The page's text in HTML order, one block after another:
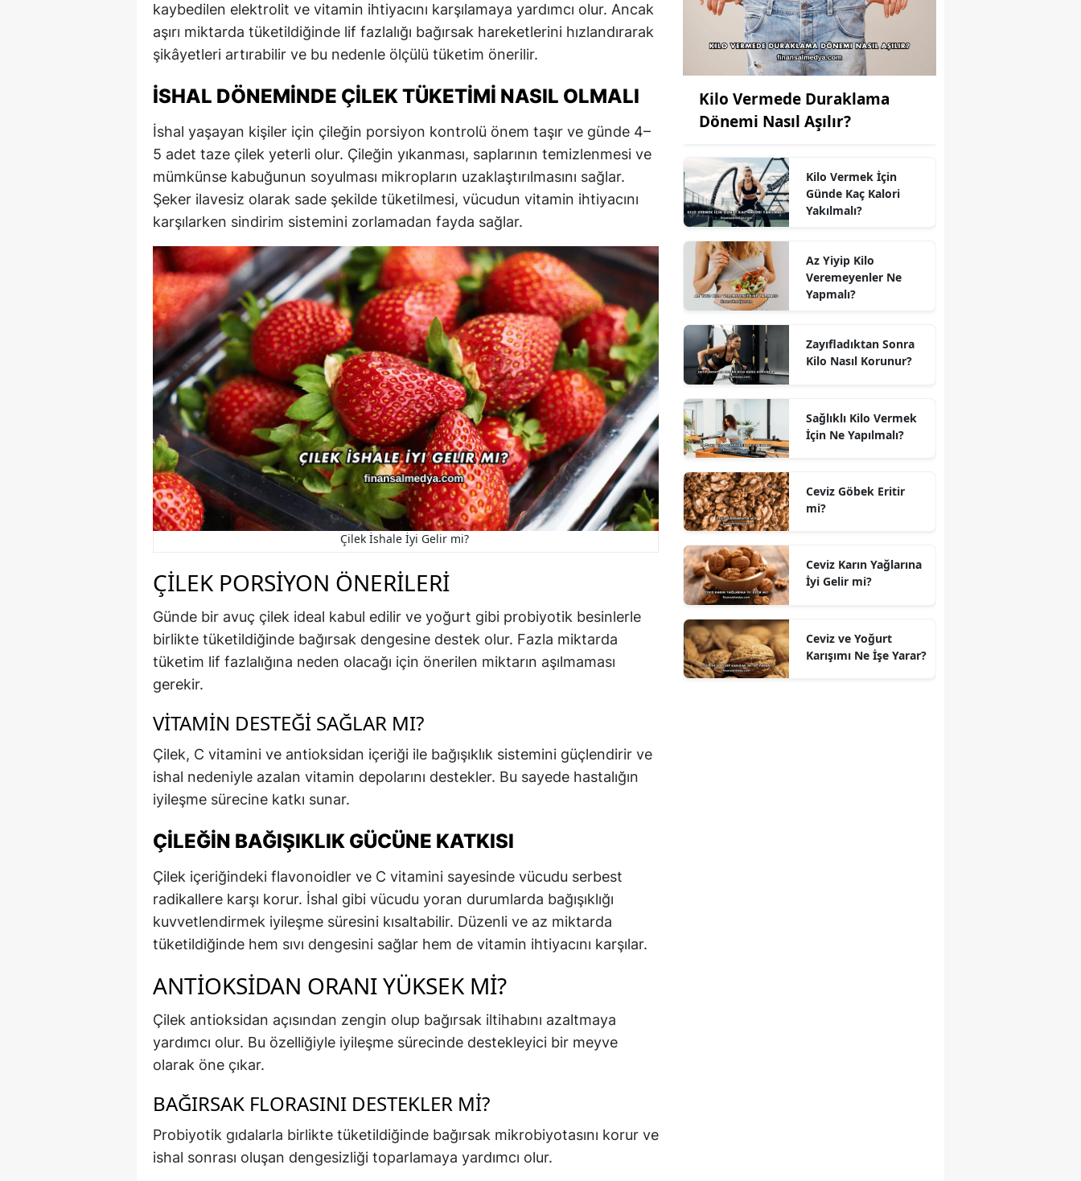
kaybedilen elektrolit ve vitamin ihtiyacını karşılamaya yardımcı olur. Ancak
aşırı miktarda tüketildiğinde lif fazlalığı bağırsak hareketlerini hızlandırarak
şikâyetleri artırabilir ve bu nedenle ölçülü tüketim önerilir.
İSHAL DÖNEMINDE ÇILEK TÜKETIMI NASIL OLMALI
İshal yaşayan kişiler için çileğin porsiyon kontrolü önem taşır ve günde 4–
5 adet taze çilek yeterli olur. Çileğin yıkanması, saplarının temizlenmesi ve
mümkünse kabuğunun soyulması mikropların uzaklaştırılmasını sağlar.
Şeker ilavesiz olarak sade şekilde tüketilmesi, vücudun vitamin ihtiyacını
karşılarken sindirim sistemini zorlamadan fayda sağlar.
Çilek İshale İyi Gelir mi?
ÇILEK PORSIYON ÖNERILERI
Günde bir avuç çilek ideal kabul edilir ve yoğurt gibi probiyotik besinlerle
birlikte tüketildiğinde bağırsak dengesine destek olur. Fazla miktarda
tüketim lif fazlalığına neden olacağı için önerilen miktarın aşılmaması
gerekir.
VITAMIN DESTEĞI SAĞLAR MI?
Çilek, C vitamini ve antioksidan içeriği ile bağışıklık sistemini güçlendirir ve
ishal nedeniyle azalan vitamin depolarını destekler. Bu sayede hastalığın
iyileşme sürecine katkı sunar.
ÇILEĞIN BAĞIŞIKLIK GÜCÜNE KATKISI
Çilek içeriğindeki flavonoidler ve C vitamini sayesinde vücudu serbest
radikallere karşı korur. İshal gibi vücudu yoran durumlarda bağışıklığı
kuvvetlendirmek iyileşme süresini kısaltabilir. Düzenli ve az miktarda
tüketildiğinde hem sıvı dengesini sağlar hem de vitamin ihtiyacını karşılar.
ANTIOKSIDAN ORANI YÜKSEK MI?
Çilek antioksidan açısından zengin olup bağırsak iltihabını azaltmaya
yardımcı olur. Bu özelliğiyle iyileşme sürecinde destekleyici bir meyve
olarak öne çıkar.
BAĞIRSAK FLORASINI DESTEKLER MI?
Probiyotik gıdalarla birlikte tüketildiğinde bağırsak mikrobiyotasını korur ve
ishal sonrası oluşan dengesizliği toparlamaya yardımcı olur.
Kilo Vermede Duraklama
Dönemi Nasıl Aşılır?
Kilo Vermek İçin
Günde Kaç Kalori
Yakılmalı?
Az Yiyip Kilo
Veremeyenler Ne
Yapmalı?
Zayıfladıktan Sonra
Kilo Nasıl Korunur?
Sağlıklı Kilo Vermek
İçin Ne Yapılmalı?
Ceviz Göbek Eritir
mi?
Ceviz Karın Yağlarına
İyi Gelir mi?
Ceviz ve Yoğurt
Karışımı Ne İşe Yarar?